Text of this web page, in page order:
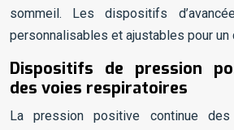
sommeil. Les dispositifs
personnalisables et ajustables pour un
Dispositifs de pression
des voies respiratoires
La pression positive continue